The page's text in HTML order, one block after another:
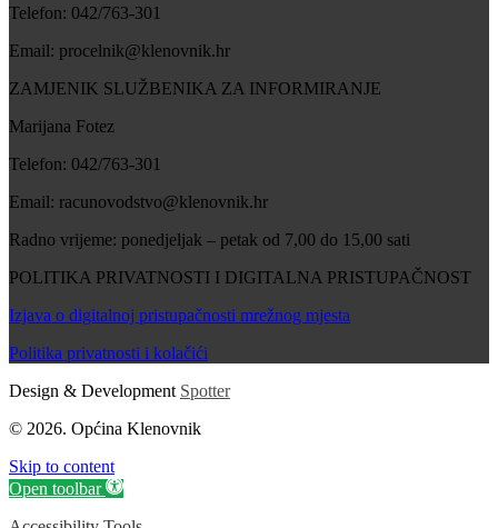
Telefon: 042/763-301
Email: procelnik@klenovnik.hr
ZAMJENIK SLUŽBENIKA ZA INFORMIRANJE
Marijana Fotez
Telefon: 042/763-301
Email: racunovodstvo@klenovnik.hr
Radno vrijeme: ponedjeljak – petak od 7,00 do 15,00 sati
POLITIKA PRIVATNOSTI I DIGITALNA PRISTUPAČNOST
Izjava o digitalnoj pristupačnosti mrežnog mjesta
Politika privatnosti i kolačići
Design & Development Spotter
© 2026. Općina Klenovnik
Skip to content
Open toolbar